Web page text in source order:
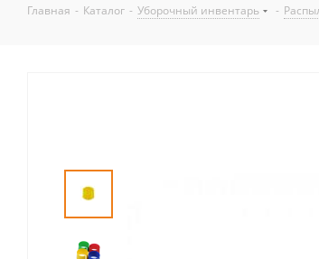
Главная - Каталог - Уборочный инвентарь -